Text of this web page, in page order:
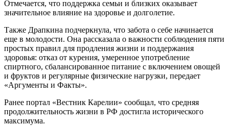
Отмечается, что поддержка семьи и близких оказывает
значительное влияние на здоровье и долголетие.
Также Драпкина подчеркнула, что забота о себе начинается
еще в молодости. Она рассказала о важности соблюдения пяти
простых правил для продления жизни и поддержания
здоровья: отказ от курения, умеренное употребление
спиртного, сбалансированное питание с включением овощей
и фруктов и регулярные физические нагрузки, передает
«Аргументы и Факты».
Ранее портал «Вестник Карелии» сообщал, что средняя
продолжительность жизни в РФ достигла исторического
максимума.